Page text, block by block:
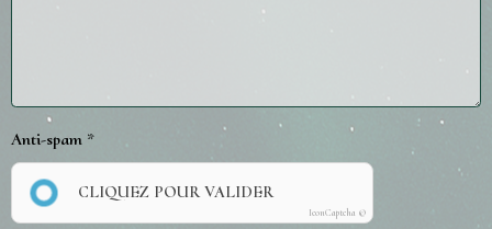
Anti-spam
CLIQUEZ POUR VALIDER
IconCaptcha ©